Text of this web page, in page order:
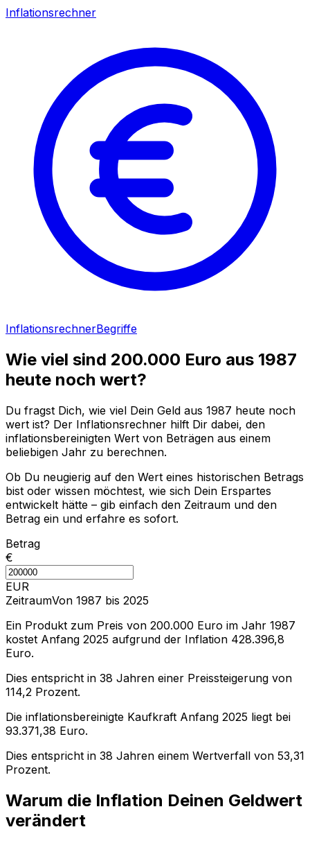
Inflationsrechner
InflationsrechnerBegriffe
Wie viel sind 200.000 Euro aus 1987
heute noch wert?
Du fragst Dich, wie viel Dein Geld aus 1987 heute noch
wert ist? Der Inflationsrechner hilft Dir dabei, den
inflationsbereinigten Wert von Beträgen aus einem
beliebigen Jahr zu berechnen.
Ob Du neugierig auf den Wert eines historischen Betrags
bist oder wissen möchtest, wie sich Dein Erspartes
entwickelt hätte – gib einfach den Zeitraum und den
Betrag ein und erfahre es sofort.
Betrag
€
EUR
ZeitraumVon 1987 bis 2025
Ein Produkt zum Preis von 200.000 Euro im Jahr 1987
kostet Anfang 2025 aufgrund der Inflation 428.396,8
Euro.
Dies entspricht in 38 Jahren einer Preissteigerung von
114,2 Prozent.
Die inflationsbereinigte Kaufkraft Anfang 2025 liegt bei
93.371,38 Euro.
Dies entspricht in 38 Jahren einem Wertverfall von 53,31
Prozent.
Warum die Inflation Deinen Geldwert
verändert